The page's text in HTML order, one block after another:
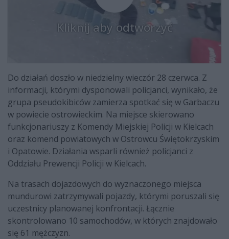
Kliknij aby odtworzyć
Do działań doszło w niedzielny wieczór 28 czerwca. Z
informacji, którymi dysponowali policjanci, wynikało, że
grupa pseudokibiców zamierza spotkać się w Garbaczu
w powiecie ostrowieckim. Na miejsce skierowano
funkcjonariuszy z Komendy Miejskiej Policji w Kielcach
oraz komend powiatowych w Ostrowcu Świętokrzyskim
i Opatowie. Działania wsparli również policjanci z
Oddziału Prewencji Policji w Kielcach.
Na trasach dojazdowych do wyznaczonego miejsca
mundurowi zatrzymywali pojazdy, którymi poruszali się
uczestnicy planowanej konfrontacji. Łącznie
skontrolowano 10 samochodów, w których znajdowało
się 61 mężczyzn.